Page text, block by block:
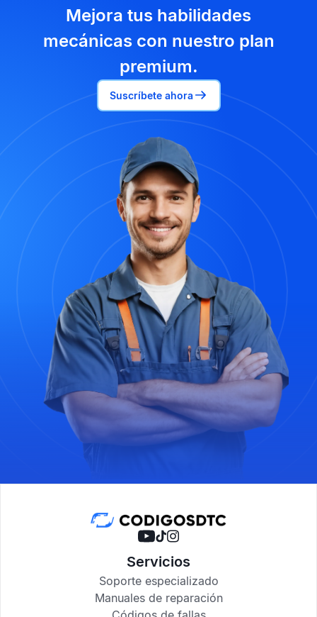
Mejora tus habilidades
mecánicas con nuestro plan
premium.
Suscríbete ahora
Servicios
Soporte especializado
Manuales de reparación